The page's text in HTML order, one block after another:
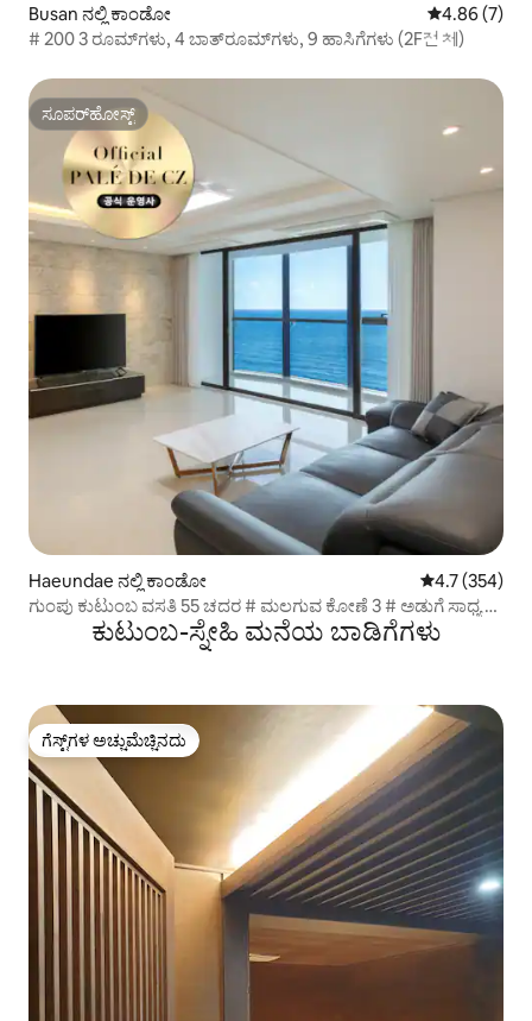
Busan ನಲ್ಲಿ ಕಾಂಡೋ 5 ರಲ್ಲಿ 4.86
4.86 (7)
# 200 3 ರೂಮ್‌ಗಳು, 4 ಬಾತ್‌ರೂಮ್‌ಗಳು, 9 ಹಾಸಿಗೆಗಳು (2F전체)
ಸೂಪರ್‌ಹೋಸ್ಟ್
ಸೂಪರ್‌ಹೋಸ್ಟ್
Haeundae ನಲ್ಲಿ ಕಾಂಡೋ 5 ರಲ್ಲಿ 4.7
4.7 (354)
ಗುಂಪು ಕುಟುಂಬ ವಸತಿ 55 ಚದರ # ಮಲಗುವ ಕೋಣೆ 3 # ಅಡುಗೆ ಸಾಧ್ಯ #
ಬೀಚ್ ಫ್ರಂಟ್ # ಬ್ಯಾಕ್ ಸ್ಯಾಂಡ್ 10 ಸೆಕೆಂಡ್ # ದೀರ್ಘಾವಧಿಯ ವಾಸ್ತವ್ಯ #
ಕುಟುಂಬ-ಸ್ನೇಹಿ ಮನೆಯ ಬಾಡಿಗೆಗಳು
ಗೆಸ್ಟ್‌ಗಳ ಅಚ್ಚುಮೆಚ್ಚಿನದು
ಗೆಸ್ಟ್‌ಗಳ ಅಚ್ಚುಮೆಚ್ಚಿನದು